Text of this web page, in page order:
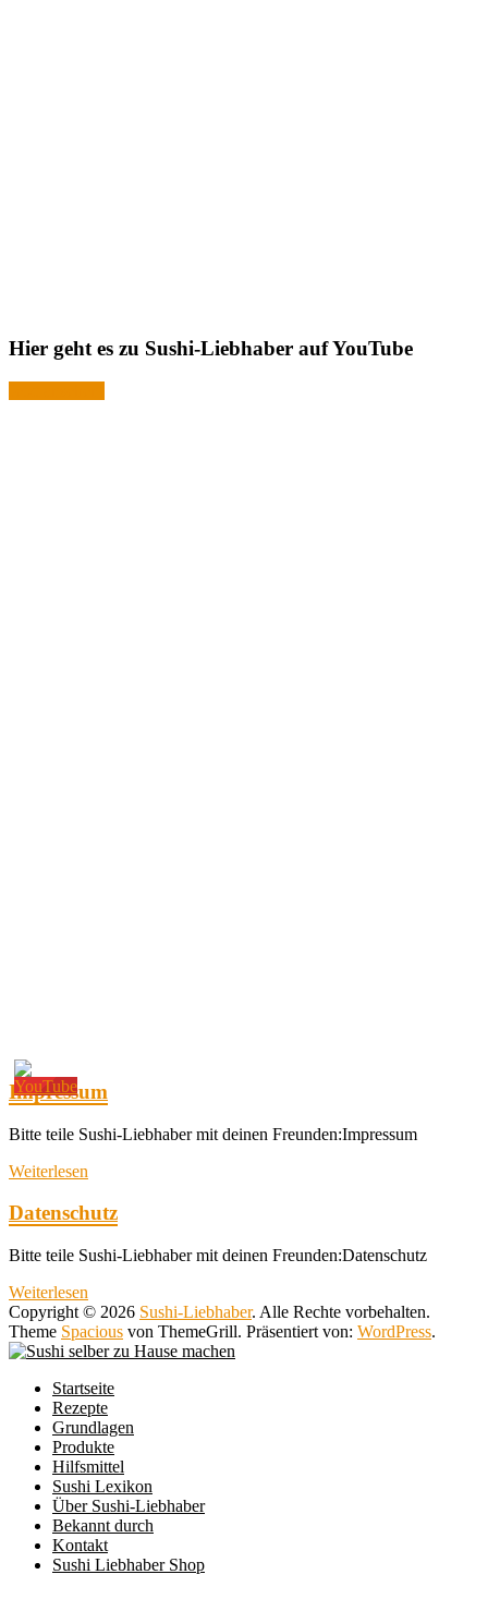
Hier geht es zu Sushi-Liebhaber auf YouTube
Impressum
Bitte teile Sushi-Liebhaber mit deinen Freunden:Impressum
Weiterlesen
Datenschutz
Bitte teile Sushi-Liebhaber mit deinen Freunden:Datenschutz
Weiterlesen
Copyright © 2026 Sushi-Liebhaber. Alle Rechte vorbehalten.
Theme Spacious von ThemeGrill. Präsentiert von: WordPress.
Startseite
Rezepte
Grundlagen
Produkte
Hilfsmittel
Sushi Lexikon
Über Sushi-Liebhaber
Bekannt durch
Kontakt
Sushi Liebhaber Shop